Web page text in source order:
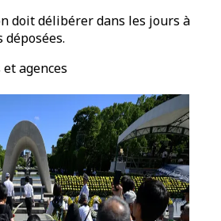
doit délibérer dans les jours à
agences